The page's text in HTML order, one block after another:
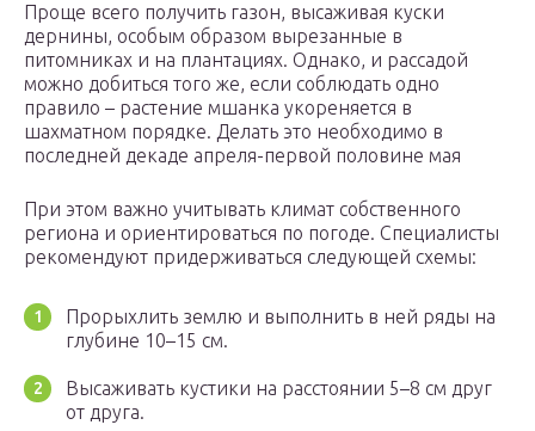
Проще всего получить газон, высаживая куски
дернины, особым образом вырезанные в
питомниках и на плантациях. Однако, и рассадой
можно добиться того же, если соблюдать одно
правило – растение мшанка укореняется в
шахматном порядке. Делать это необходимо в
последней декаде апреля-первой половине мая
При этом важно учитывать климат собственного
региона и ориентироваться по погоде. Специалисты
рекомендуют придерживаться следующей схемы:
Прорыхлить землю и выполнить в ней ряды на
глубине 10–15 см.
Высаживать кустики на расстоянии 5–8 см друг
от друга.